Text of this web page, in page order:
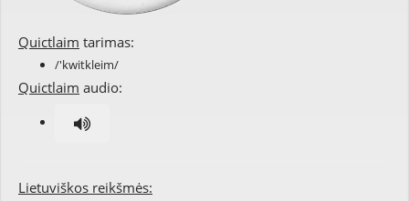
Quictlaim tarimas:
/'kwitkleim/
Quictlaim audio:
Lietuviškos reikšmės: